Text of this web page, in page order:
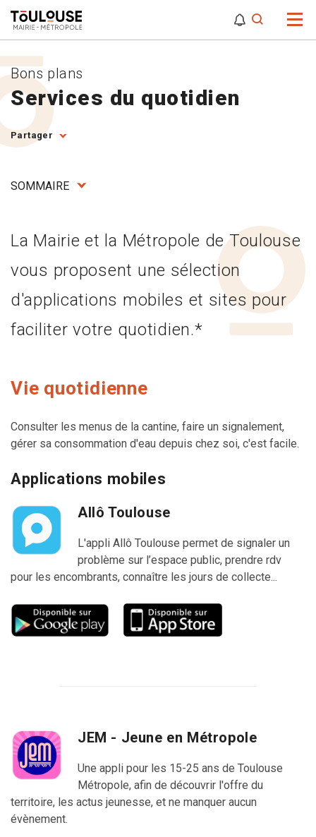
Services du quotidien
Bons plans
Partager
SOMMAIRE
La Mairie et la Métropole de Toulouse
vous proposent une sélection
d'applications mobiles et sites pour
faciliter votre quotidien.*
Vie quotidienne
Consulter les menus de la cantine, faire un signalement,
gérer sa consommation d'eau depuis chez soi, c'est facile.
Applications mobiles
Allô Toulouse
L'appli Allô Toulouse permet de signaler un
problème sur l’espace public, prendre rdv
pour les encombrants, connaître les jours de collecte...
JEM - Jeune en Métropole
Une appli pour les 15-25 ans de Toulouse
Métropole, afin de découvrir l'offre du
territoire, les actus jeunesse, et ne manquer aucun
évènement.